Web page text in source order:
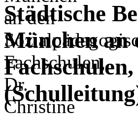
Städtische
München an